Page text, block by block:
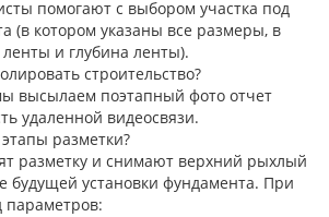
помогают с выбором участка под
(в котором указаны все размеры, в
и глубина ленты).
строительство?
высылаем поэтапный фото отчет
удаленной видеосвязи.
разметки?
разметку и снимают верхний рыхлый
будущей установки фундамента. При
параметров: